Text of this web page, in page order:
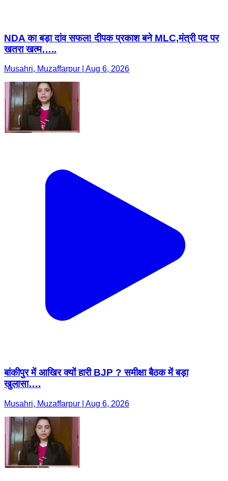
NDA का बड़ा दांव सफल! दीपक प्रकाश बने MLC,मंत्री पद पर
खतरा खत्म…..
Musahri, Muzaffarpur | Aug 6, 2026
बांकीपुर में आखिर क्यों हारी BJP ? समीक्षा बैठक में बड़ा
खुलासा….
Musahri, Muzaffarpur | Aug 6, 2026